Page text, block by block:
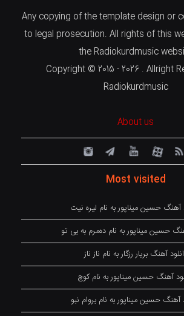
Any copying of the template design or
to legal prosecution. All rights of this
the Radiokurdmusic
Copyright © 2015 - 2026 . Allright
Radiokurdmusic
About us
Most visited
آهنگ حسین میناپور به نام لیره نیت
حسین میناپور به نام دەمرم بە بی تو
آهنگ بریار رزگار به نام ناز ناز
آهنگ حسین میناپور به نام کوچ
آهنگ حسین میناپور به نام بروام نبو